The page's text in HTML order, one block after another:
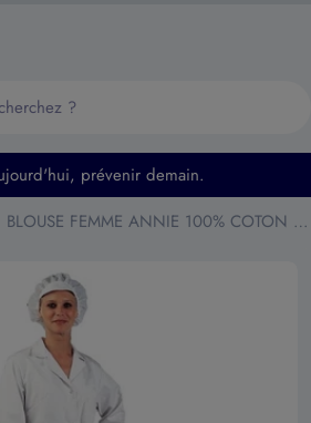
prévenir demain.
BLOUSE FEMME ANNIE 100% COTON A BOUTONS